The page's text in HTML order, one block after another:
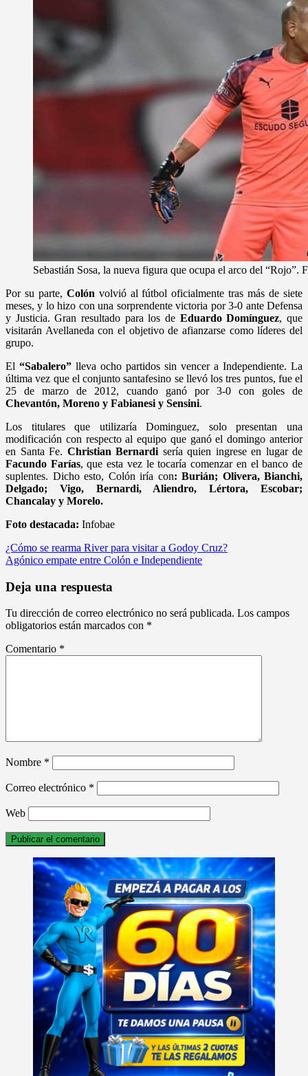
Sebastián Sosa, la nueva figura que ocupa el arco del “Rojo”.
Por su parte, Colón volvió al fútbol oficialmente tras más de siete
meses, y lo hizo con una sorprendente victoria por 3-0 ante Defensa
y Justicia. Gran resultado para los de Eduardo Domínguez, que
visitarán Avellaneda con el objetivo de afianzarse como líderes del
grupo.
El “Sabalero” lleva ocho partidos sin vencer a Independiente. La
última vez que el conjunto santafesino se llevó los tres puntos, fue el
25 de marzo de 2012, cuando ganó por 3-0 con goles de
Chevantón, Moreno y Fabianesi y Sensini.
Los titulares que utilizaría Dominguez, solo presentan una
modificación con respecto al equipo que ganó el domingo anterior
en Santa Fe. Christian Bernardi sería quien ingrese en lugar de
Facundo Farías, que esta vez le tocaría comenzar en el banco de
suplentes. Dicho esto, Colón iría con: Burián; Olivera, Bianchi,
Delgado; Vigo, Bernardi, Aliendro, Lértora, Escobar;
Chancalay y Morelo.
Foto destacada: Infobae
Navegación
de
entradas
¿Cómo se rearma River para visitar a Godoy Cruz?
Agónico empate entre Colón e Independiente
Deja una respuesta
Tu dirección de correo electrónico no será publicada. Los campos
obligatorios están marcados con *
Comentario *
Nombre *
Correo electrónico *
Web